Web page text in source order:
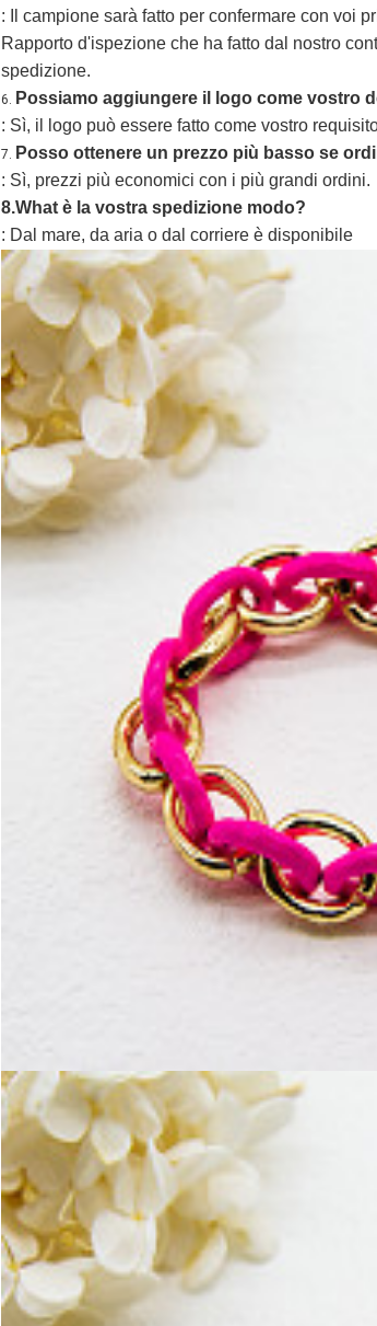
: Il campione sarà fatto per confermare con voi
Rapporto d'ispezione che ha fatto dal nostro
spedizione.
6. Possiamo aggiungere il logo come vostro
: Sì, il logo può essere fatto come vostro
7. Posso ottenere un prezzo più basso se
: Sì, prezzi più economici con i più grandi ordini.
8.What è la vostra spedizione modo?
: Dal mare, da aria o dal corriere è disponibile